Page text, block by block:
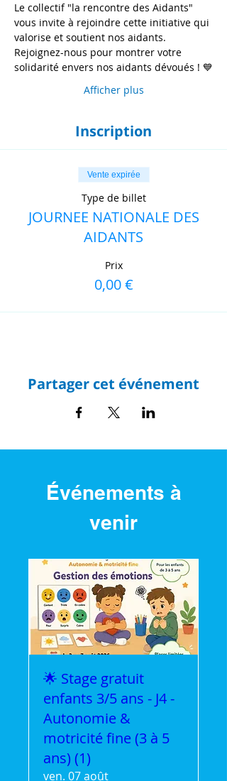
Le collectif "la rencontre des Aidants"
vous invite à rejoindre cette initiative qui
valorise et soutient nos aidants.
Rejoignez-nous pour montrer votre
solidarité envers nos aidants dévoués ! 💙
Afficher plus
Inscription
Vente expirée
Type de billet
JOURNEE NATIONALE DES
AIDANTS
Prix
0,00 €
Partager cet événement
Événements à
venir
🌟 Stage gratuit
enfants 3/5 ans - J4 -
Autonomie &
motricité fine (3 à 5
ans) (1)
ven. 07 août